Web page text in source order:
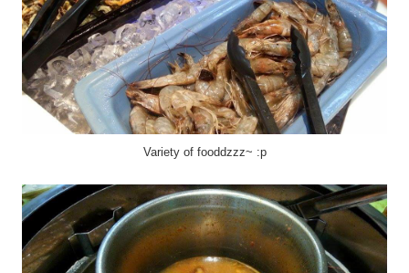
Variety of fooddzzz~ :p